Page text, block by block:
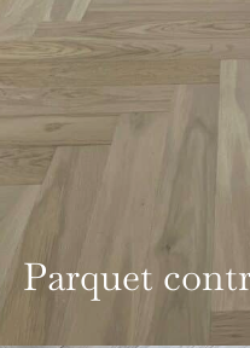
Parquet